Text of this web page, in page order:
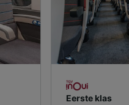
Eerste klas